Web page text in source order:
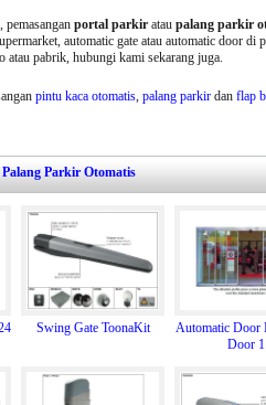
portal parkiratau palang parkir
automatic gate atau automatic door di
atau pabrik, hubungi kami sekarang juga.
pintu kaca otomatis, palang parkirdan flap
Palang Parkir Otomatis
Swing Gate ToonaKit
Automatic Door
Door 1